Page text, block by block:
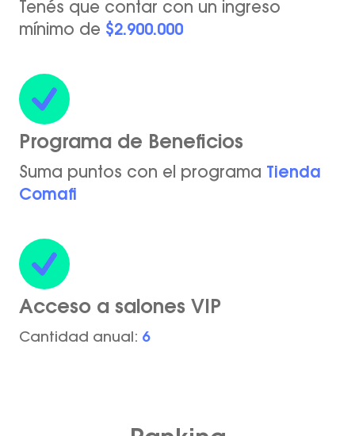
Tenés que contar con un ingreso
mínimo de $2.900.000
Programa de Beneficios
Suma puntos con el programa Tienda
Comafi
Acceso a salones VIP
Cantidad anual: 6